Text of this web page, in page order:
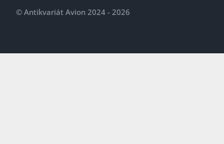
© Antikvariát Avion 2024 - 2026